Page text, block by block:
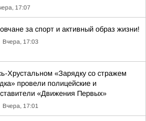
17:07
за спорт и активный образ жизни!
Вчера, 17:03
Хрустальном «Зарядку со стражем
провели полицейские и
«Движения Первых»
Вчера, 17:01